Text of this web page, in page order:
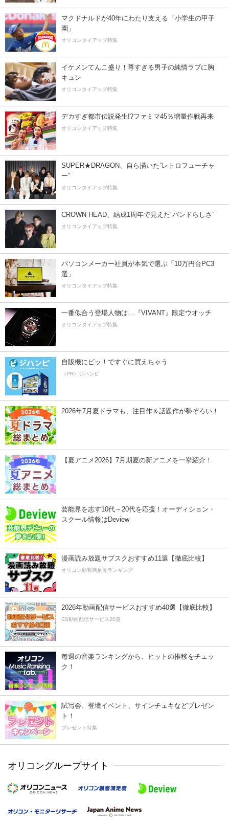
マクドナルドが40年にわたり支える「小学生の甲子
園」
オリコンタイアップ特集
イケメンてんこ盛り！尊すぎる男子の純情ラブに胸
キュン
オリコンタイアップ特集
デカすぎ都市伝説発生!?ファミマ45％増量作戦再来
オリコンタイアップ特集
SUPER★DRAGON、自ら描いた”レトロフューチャ
ー”
オリコンタイアップ特集
CROWN HEAD、結成1周年で見えた”バンドらしさ”
オリコンタイアップ特集
パソコンメーカー社員が本気で選ぶ「10万円台PC3
選」
オリコンタイアップ特集
一番似合う登場人物は…『VIVANT』限定ウオッチ
オリコンタイアップ特集
自販機にピッ！ですぐに買えちゃう
（PR）ジハンピ
2026年7月夏ドラマも、注目作＆話題作が勢ぞろい！
【夏アニメ2026】7月期夏の新アニメを一挙紹介！
芸能界を志す10代～20代を応援！オーディション・
スクール情報はDeview
漫画読み放題サブスクおすすめ11選【徹底比較】
オリコン顧客満足度ランキング
2026年動画配信サービスおすすめ40選【徹底比較】
CS動画配信サービス20選
毎週の音楽ランキングから、ヒットの推移をチェッ
ク！
試写会、登壇イベント、サインチェキなどプレゼン
ト！
プレゼント特集
オリコングループサイト